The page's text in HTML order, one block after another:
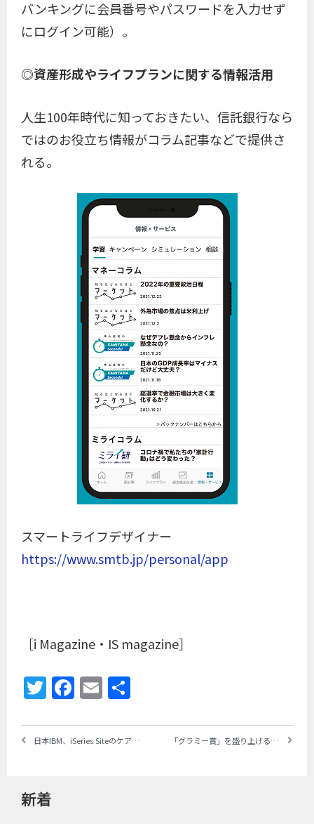
バンキングに会員番号やパスワードを入力せず
にログイン可能）。
◎資産形成やライフプランに関する情報活用
人生100年時代に知っておきたい、信託銀行なら
ではのお役立ち情報がコラム記事などで提供さ
れる。
スマートライフデザイナー
https://www.smtb.jp/personal/app
［i Magazine・IS magazine］
Twitter
Facebook
Email
日本IBM、iSeries Siteのケア・サービスを2023年6月30日に終了 ～パックセンターはライセンス販売を継続し「サポートを継続できるパートナーを募る予定」 「グラミー賞」を盛り上げるユーザー体験をWatsonが提供 ～ライブ映像にインサイトをリアルタイム表示、IBMが「GRAMMY Insights with IBM Watson」を共同開発
新着